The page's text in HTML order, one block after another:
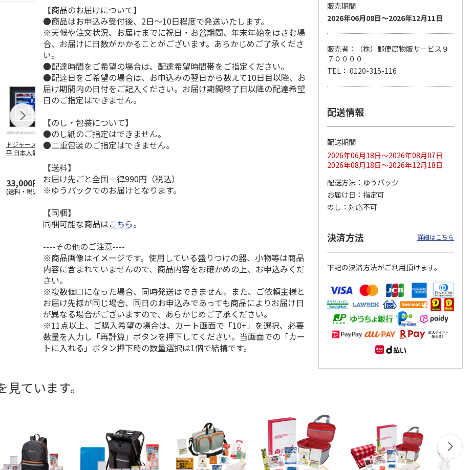
ドジャース 大谷翔
平 日本人最多53試
33,000円
(送料・税込)
MLB ドジャース 大
谷翔平 2026 NL 3・
33,000円
(送料・税込)
ドジャース 大谷翔
9,900円
(送料・税込)
ドジャース 大谷翔
平 日本人最多53試
合連続出塁記念 シ
ル…
17,000円
(送料・税込)
谷翔平 2026 NL 3・
4月投手…
【商品のお届けについて】
●商品はお申込み受付後、2日～10日程度で発送いたします。
※天候や注文状況、お届けまでに祝日・お盆期間、年末年始をはさむ場
合、お届けに日数がかかることがございます。あらかじめご了承くださ
い。
●配達時間をご希望の場合は、配達希望時間帯をご指定ください。
●配達日をご希望の場合は、お申込みの翌日から数えて10日目以降、お
届け期間内の日付をご記入ください。お届け期間終了日以降の配達希望
日のご指定はできません。
【のし・包装について】
●のし紙のご指定はできません。
●二重包装のご指定はできません。
【送料】
お届け先ごと全国一律990円（税込）
※ゆうパックでのお届けとなります。
【同梱】
同梱可能な商品はこちら。
----その他のご注意----
※商品画像はイメージです。使用している盛りつけの器、小物等は商品
内容に含まれていませんので、商品内容をお確かめの上、お申込みくだ
さい。
※複数個口になった場合、同時発送はできません。また、ご依頼主様と
お届け先様が同じ場合、同日のお申込みであっても商品によりお届け日
が異なる場合がございますので、あらかじめご了承ください。
※11点以上、ご購入希望の場合は、カート画面で「10+」を選択、必要
数量を入力し「再計算」ボタンを押下してください。当画面での「カー
トに入れる」ボタン押下時の数量選択は1個で結構です。
販売期間
2026年06月08日～2026年12月11日
販売者：（株）郵便局物販サービス９
７００００
TEL： 0120-315-116
配送情報
配送期間
2026年06月18日～2026年08月07日
2026年08月18日～2026年12月18日
配送方法
ゆうパック
お届け日
指定可
のし
対応不可
決済方法 詳細はこちら
下記の決済方法がご利用頂けます。
ています。